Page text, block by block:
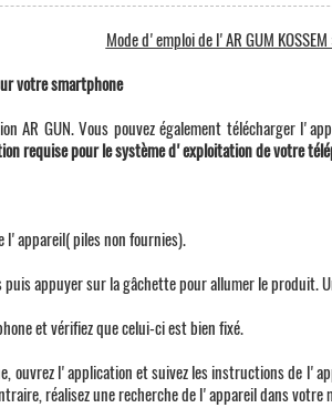
Mode d'emploi de l'AR GUM KOSSEM
votre smartphone
AR GUN. Vous pouvez également télécharger
requise pour le système d'exploitation de votre
l'appareil( piles non fournies).
appuyer sur la gâchette pour allumer le produit.
et vérifiez que celui-ci est bien fixé.
ouvrez l'application et suivez les instructions de
réalisez une recherche de l'appareil dans votre